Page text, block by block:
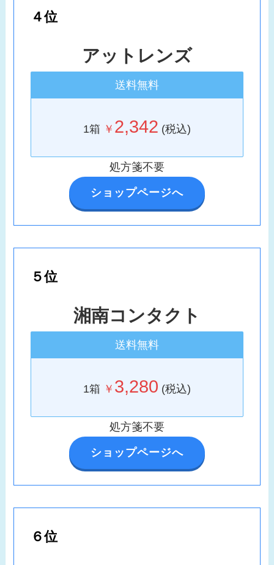
４位
アットレンズ
送料無料
1箱 ￥ 2,342 (税込)
処方箋不要
ショップページへ
５位
湘南コンタクト
送料無料
1箱 ￥ 3,280 (税込)
処方箋不要
ショップページへ
６位